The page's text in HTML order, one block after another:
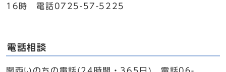
16時 電話0725-57-5225
電話相談